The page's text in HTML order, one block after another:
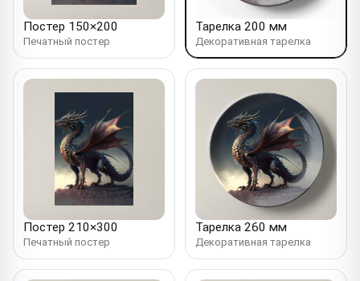
Постер 150×200
Печатный постер
Тарелка 200 мм
Декоративная тарелка
Постер 210×300
Печатный постер
Тарелка 260 мм
Декоративная тарелка